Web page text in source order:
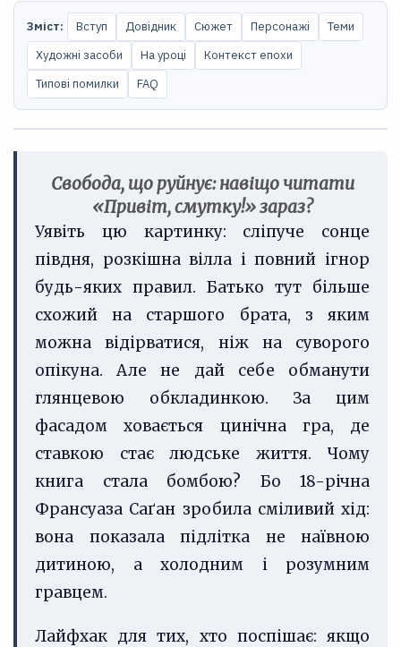
Зміст: Вступ Довідник Сюжет Персонажі
Теми
Художні засоби
На уроці
Контекст епохи
Типові помилки
FAQ
Свобода, що руйнує: навіщо читати
«Привіт, смутку!» зараз?
Уявіть цю картинку: сліпуче сонце
півдня, розкішна вілла і повний ігнор
будь-яких правил. Батько тут більше
схожий на старшого брата, з яким
можна відірватися, ніж на суворого
опікуна. Але не дай себе обманути
глянцевою обкладинкою. За цим
фасадом ховається цинічна гра, де
ставкою стає людське життя. Чому
книга стала бомбою? Бо 18-річна
Франсуаза Саґан зробила сміливий хід:
вона показала підлітка не наївною
дитиною, а холодним і розумним
гравцем.
Лайфхак для тих, хто поспішає: якщо